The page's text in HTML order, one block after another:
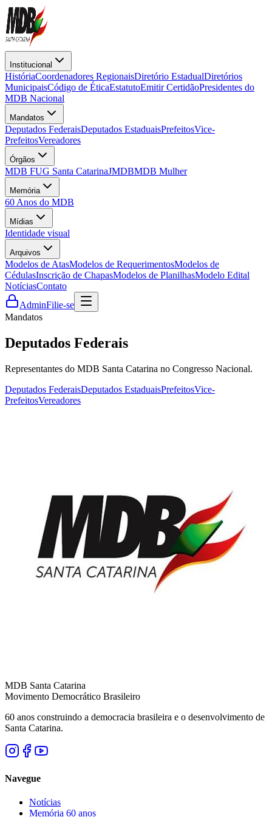
Institucional
HistóriaCoordenadores RegionaisDiretório EstadualDiretórios
MunicipaisCódigo de ÉticaEstatutoEmitir CertidãoPresidentes do
MDB Nacional
Mandatos
Deputados FederaisDeputados EstaduaisPrefeitosVice-
PrefeitosVereadores
Órgãos
MDB FUG Santa CatarinaJMDBMDB Mulher
Memória
60 Anos do MDB
Mídias
Identidade visual
Arquivos
Modelos de AtasModelos de RequerimentosModelos de
CédulasInscrição de ChapasModelos de PlanilhasModelo Edital
NotíciasContato
AdminFilie-se
Mandatos
Deputados Federais
Representantes do MDB Santa Catarina no Congresso Nacional.
Deputados FederaisDeputados EstaduaisPrefeitosVice-
PrefeitosVereadores
MDB Santa Catarina
Movimento Democrático Brasileiro
60 anos construindo a democracia brasileira e o desenvolvimento de
Santa Catarina.
Navegue
Notícias
Memória 60 anos